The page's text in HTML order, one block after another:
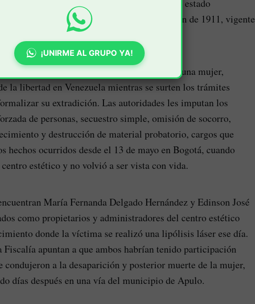
en Maracay, estado Aragua, y en Guanare, estado
en el Tratado Bolivariano de Extradición de 1911, vigente
que los tres detenidos, dos hombres y una mujer,
la libertad en Venezuela mientras se surten los trámites
su extradición. Las autoridades les imputan los
de personas, secuestro simple, omisión de socorro,
y destrucción de material probatorio, cargos que
hechos ocurridos desde el 13 de mayo en Bogotá, cuando
estético y no volvió a ser vista con vida.
María Fernanda Delgado Hernández y Edinson José
como propietarios y administradores del centro estético
donde la víctima se realizó una lipólisis láser ese día.
Fiscalía apuntan a que ambos habrían tenido participación
condujeron a la desaparición y posterior muerte de la mujer,
días después en una vía del municipio de Apulo.
¡UNIRME AL GRUPO YA!